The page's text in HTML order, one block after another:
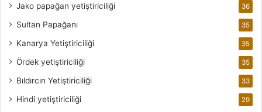
Jako papağan yetiştiriciliği 36
Sultan Papağanı 35
Kanarya Yetiştiriciliği 35
Ördek yetiştiriciliği 35
Bıldırcın Yetiştiriciliği 33
Hindi yetiştiriciliği 29